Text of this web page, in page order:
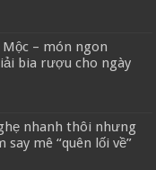
– món ngon
bia rượu cho ngày
nhanh thôi nhưng
mê “quên lối về”